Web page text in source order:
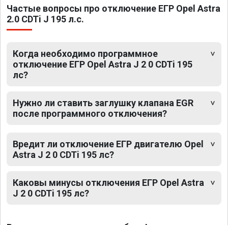
Частые вопросы про отключение ЕГР Opel Astra
2.0 CDTi J 195 л.с.
Когда необходимо программное
отключение ЕГР Opel Astra J 2 0 CDTi 195
лс?
Нужно ли ставить заглушку клапана EGR
после программного отключения?
Вредит ли отключение ЕГР двигателю Opel
Astra J 2 0 CDTi 195 лс?
Каковы минусы отключения ЕГР Opel Astra
J 2 0 CDTi 195 лс?